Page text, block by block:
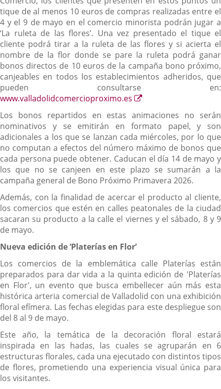
tique de al menos 10 euros de compras realizadas entre el
4 y el 9 de mayo en el comercio minorista podrán jugar a
‘La ruleta de las flores’. Una vez presentado el tique el
cliente podrá tirar a la ruleta de las flores y si acierta el
nombre de la flor donde se pare la ruleta podrá ganar
bonos directos de 10 euros de la campaña bono próximo,
canjeables en todos los establecimientos adheridos, que
pueden consultarse en:
www.valladolidcomercioproximo.es
Enlace
una
aplicación
externa.
Los bonos repartidos en estas animaciones no serán
nominativos y se emitirán en formato papel, y son
adicionales a los que se lanzan cada miércoles, por lo que
no computan a efectos del número máximo de bonos que
cada persona puede obtener. Caducan el día 14 de mayo y
los que no se canjeen en este plazo se sumarán a la
campaña general de Bono Próximo Primavera 2026.
Además, con la finalidad de acercar el producto al cliente,
los comercios que estén en calles peatonales de la ciudad
sacaran su producto a la calle el viernes y el sábado, 8 y 9
de mayo.
Nueva edición de ‘Platerías en Flor’
Los comercios de la emblemática calle Platerías están
preparados para dar vida a la quinta edición de 'Platerías
en Flor', un evento que busca embellecer aún más esta
histórica arteria comercial de Valladolid con una exhibición
floral efímera. Las fechas elegidas para este despliegue son
del 8 al 9 de mayo.
Este año, la temática de la decoración floral estará
inspirada en las hadas, las cuales se agruparán en 6
estructuras florales, cada una ejecutado con distintos tipos
de flores, prometiendo una experiencia visual única para
los visitantes.